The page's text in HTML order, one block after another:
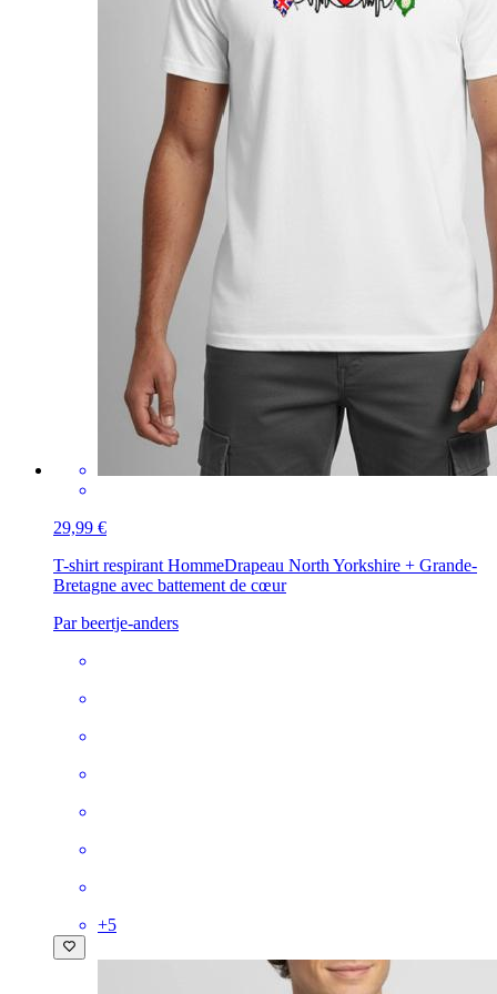
29,99 €
T-shirt respirant HommeDrapeau North Yorkshire + Grande-
Bretagne avec battement de cœur
Par beertje-anders
+5